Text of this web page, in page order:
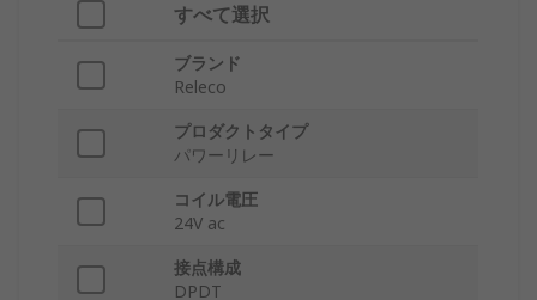
すべて選択
ブランド
Releco
プロダクトタイプ
パワーリレー
コイル電圧
24V ac
接点構成
DPDT